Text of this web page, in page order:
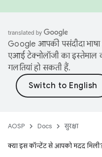
Google आपकी पसंदीदा
एआई टेक्नोलॉजी का इस्तेमाल
गलतियां हो सकती हैं.
AOSP Docs सुरक्षा
क्या इस कॉन्टेंट से आपको मदद